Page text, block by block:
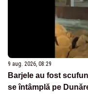
9 aug. 2026, 08:29
Barjele au fost
se întâmplă pe